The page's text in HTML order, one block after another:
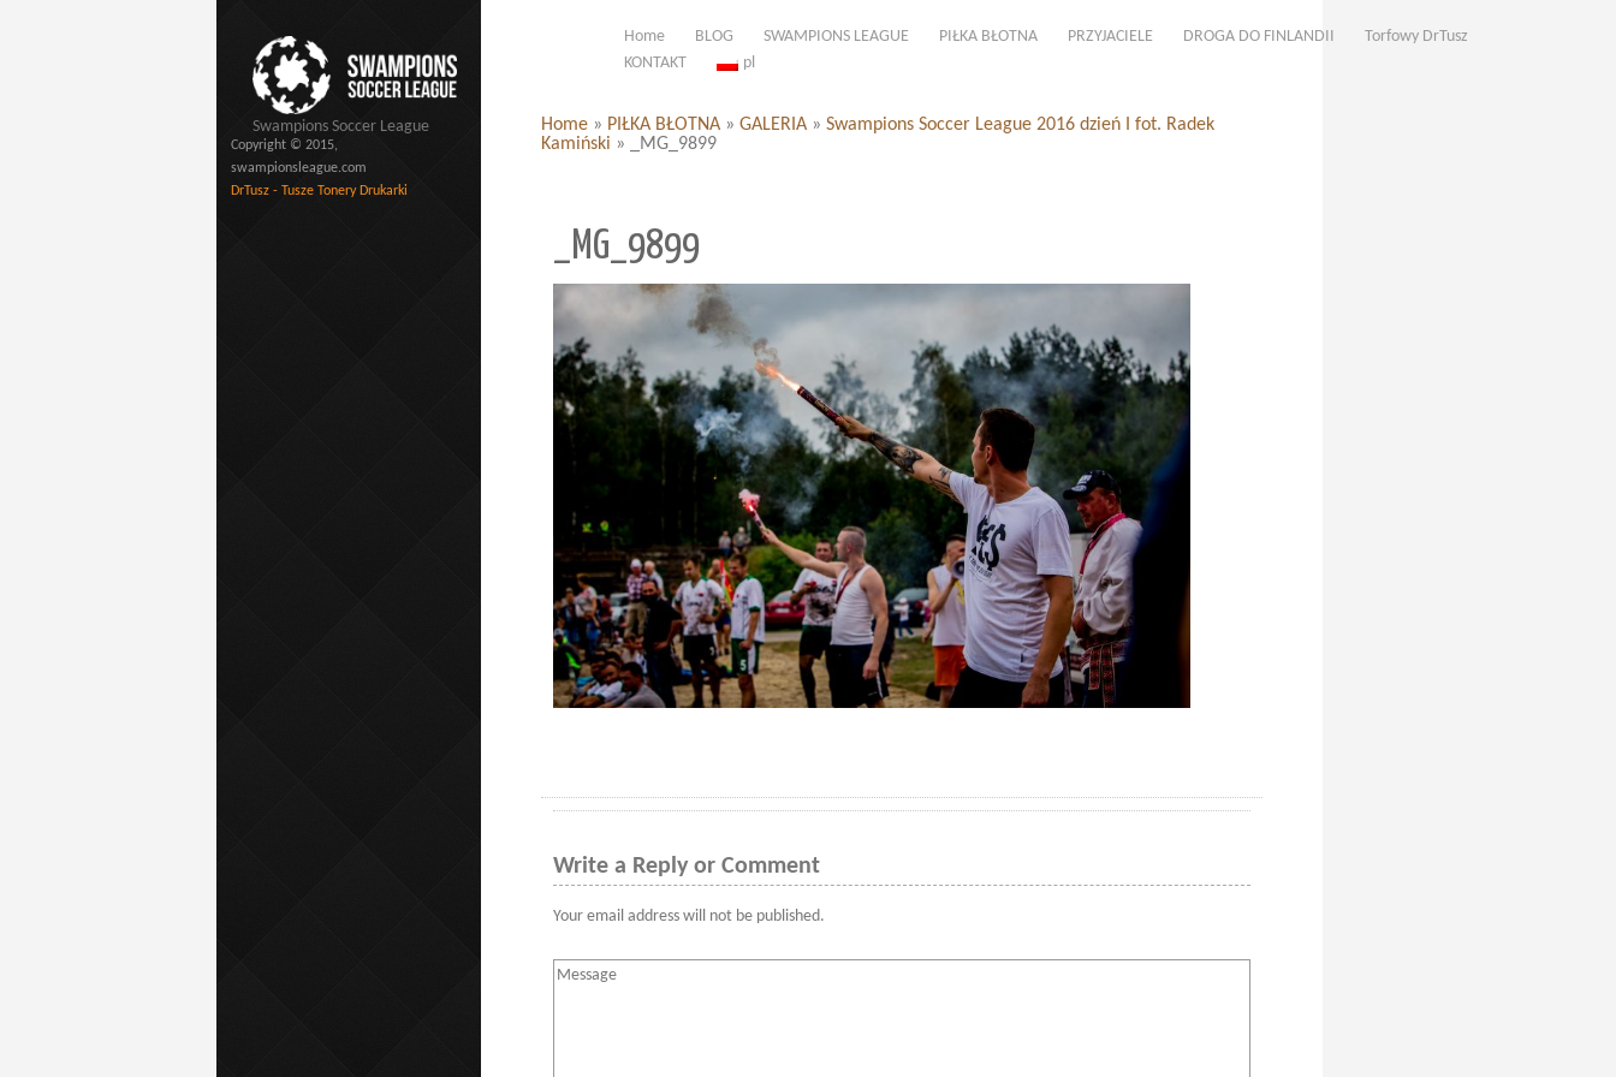
Swampions Soccer League
Home BLOG SWAMPIONS LEAGUE PIŁKA BŁOTNA PRZYJACIELE DROGA DO FINLANDII
Torfowy DrTusz
KONTAKT
pl
Home » PIŁKA BŁOTNA » GALERIA » Swampions Soccer League 2016 dzień I fot. Radek
Kamiński » _MG_9899
_MG_9899
Write a Reply or Comment
Your email address will not be published.
Copyright © 2015,
swampionsleague.com
DrTusz - Tusze Tonery Drukarki